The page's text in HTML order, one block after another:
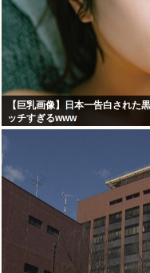
【巨乳画像】日本一告白された
ッチすぎるwww